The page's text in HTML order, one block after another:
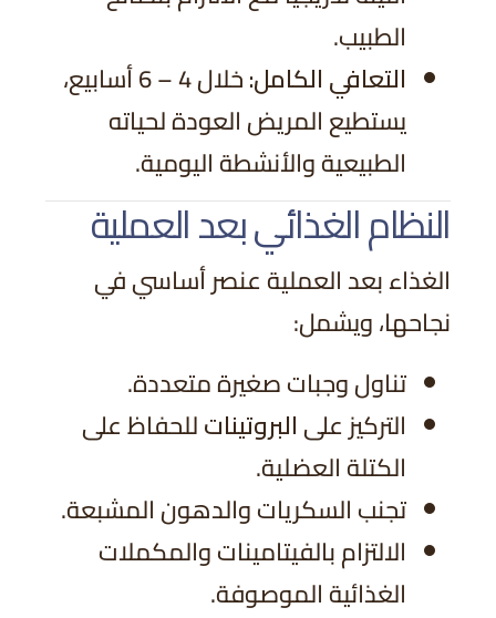
الطبيب.
التعافي الكامل:
خلال 4 – 6 أسابيع،
يستطيع المريض العودة لحياته
الطبيعية والأنشطة اليومية.
النظام الغذائي بعد العملية
الغذاء بعد العملية عنصر أساسي في
نجاحها، ويشمل:
تناول وجبات صغيرة متعددة.
التركيز علىالبروتيناتللحفاظ على
الكتلة العضلية.
تجنب السكريات والدهون المشبعة.
الالتزام بالفيتامينات والمكملات
الغذائية الموصوفة.